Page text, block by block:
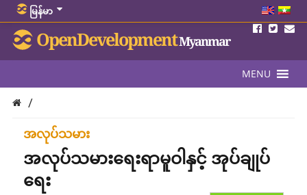
မြန်မာ
OpenDevelopmentMyanmar
MENU
/
အလုပ်သမား
အလုပ်သမားရေးရာမူဝါနှင့် အုပ်ချုပ်
ရေး